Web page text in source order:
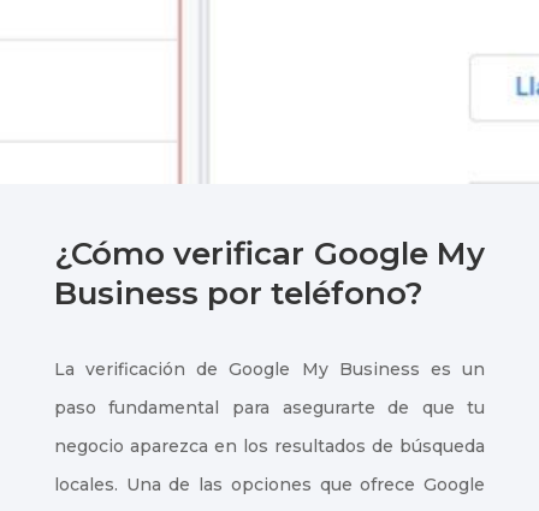
¿Cómo verificar Google My
Business por teléfono?
La verificación de Google My Business es un
paso fundamental para asegurarte de que tu
negocio aparezca en los resultados de búsqueda
locales. Una de las opciones que ofrece Google